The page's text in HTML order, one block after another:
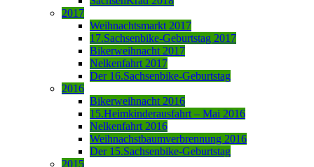
2017
Weihnachtsmarkt 2017
17.Sachsenbike-Geburtstag 2017
Bikerweihnacht 2017
Nelkenfahrt 2017
Der 16.Sachsenbike-Geburtstag
2016
Bikerweihnacht 2016
15.Heimkinderausfahrt – Mai 2016
Nelkenfahrt 2016
Weihnachstbaumverbrennung 2016
Der 15.Sachsenbike-Geburtstag
2015